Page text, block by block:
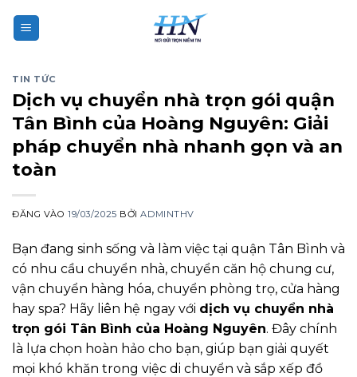
qua
TIN TỨC
Dịch vụ chuyển nhà trọn gói quận
Tân Bình của Hoàng Nguyên: Giải
pháp chuyển nhà nhanh gọn và an
toàn
ĐĂNG VÀO19/03/2025 BỞIADMINTHV
Bạn đang sinh sống và làm việc tại quận Tân Bình và
có nhu cầu chuyển nhà, chuyển căn hộ chung cư,
vận chuyển hàng hóa, chuyển phòng trọ, cửa hàng
hay spa? Hãy liên hệ ngay với dịch vụ chuyển nhà
trọn gói Tân Bình của Hoàng Nguyên. Đây chính
là lựa chọn hoàn hảo cho bạn, giúp bạn giải quyết
mọi khó khăn trong việc di chuyển và sắp xếp đồ